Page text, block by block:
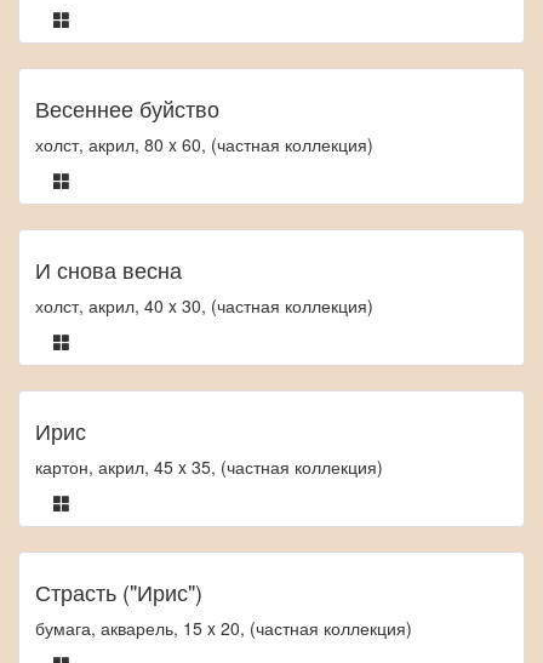
Весеннее буйство
холст, акрил, 80 x 60, (частная коллекция)
И снова весна
холст, акрил, 40 x 30, (частная коллекция)
Ирис
картон, акрил, 45 x 35, (частная коллекция)
Страсть ("Ирис")
бумага, акварель, 15 x 20, (частная коллекция)